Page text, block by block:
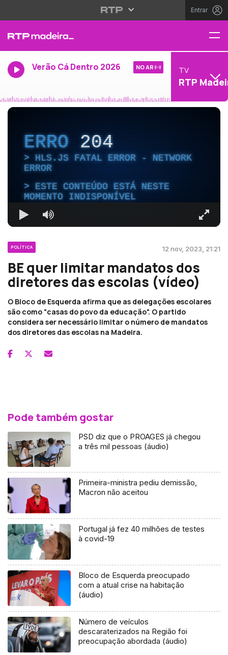
Entrar
Verão Cá Dentro 2026 NO AR TV
RTP
ERRO204
HLS.JS FATAL ERROR - NETWORK
ERROR
ESTE CONTEÚDO ESTÁ NESTE
MOMENTO INDISPONÍVEL
POLÍTICA 12 nov, 2023, 21:21
BE quer limitar mandatos dos
diretores das escolas (vídeo)
O Bloco de Esquerda afirma que as delegações escolares
são como "casas do povo da educação". O partido
considera ser necessário limitar o número de mandatos
dos diretores das escolas na Madeira.
Pode também gostar
PSD diz que o PROAGES já chegou
a três mil pessoas (áudio)
Primeira-ministra pediu demissão,
Macron não aceitou
Portugal já fez 40 milhões de testes
à covid-19
Bloco de Esquerda preocupado
com a atual crise na habitação
(áudio)
Número de veículos
descaraterizados na Região foi
preocupação abordada (áudio)